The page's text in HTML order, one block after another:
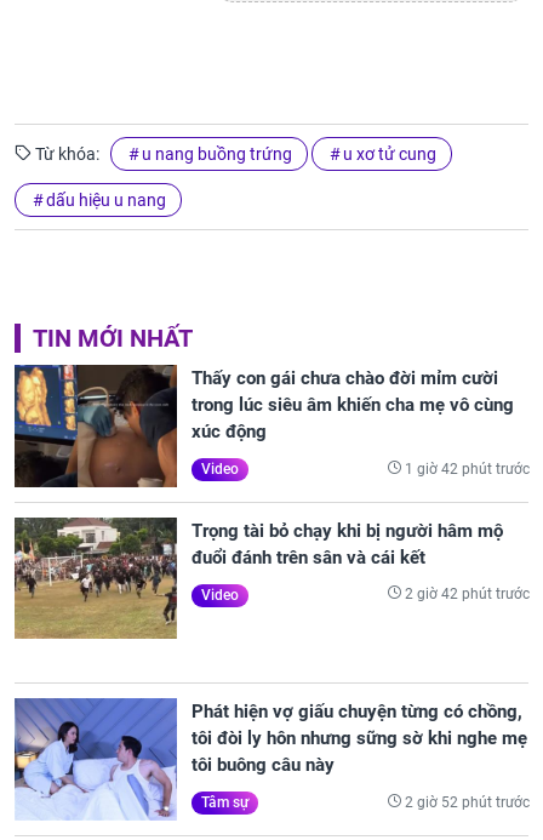
Từ khóa: u nang buồng trứng u xơ tử cung
dấu hiệu u nang
TIN MỚI NHẤT
Thấy con gái chưa chào đời mỉm cười
trong lúc siêu âm khiến cha mẹ vô cùng
xúc động
Video 1 giờ 42 phút trước
Trọng tài bỏ chạy khi bị người hâm mộ
đuổi đánh trên sân và cái kết
Video 2 giờ 42 phút trước
Phát hiện vợ giấu chuyện từng có chồng,
tôi đòi ly hôn nhưng sững sờ khi nghe mẹ
tôi buông câu này
Tâm sự 2 giờ 52 phút trước